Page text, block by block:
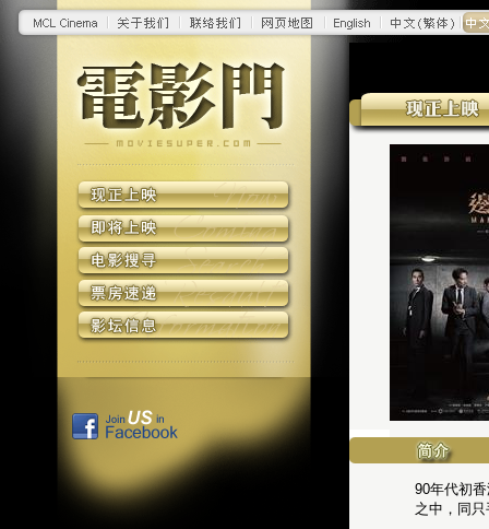
90年代初
之中，同